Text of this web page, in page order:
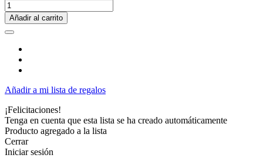
Añadir al carrito
Añadir a mi lista de regalos
¡Felicitaciones!
Tenga en cuenta que esta lista se ha creado automáticamente
Producto agregado a la lista
Cerrar
Iniciar sesión